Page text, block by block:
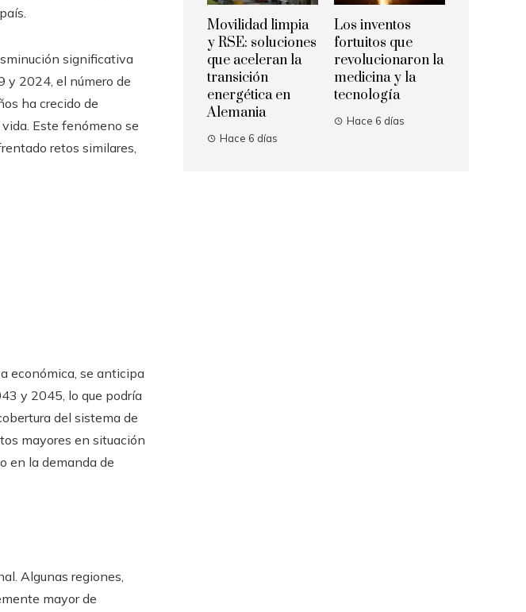
significativa
y 2024, el número de
ha crecido de
Este fenómeno se
retos similares,
económica, se anticipa
y 2045, lo que podría
del sistema de
mayores en situación
en la demanda de
Algunas regiones,
mayor de
Movilidad limpia
y RSE: soluciones
que aceleran la
transición
energética en
Alemania
Hace 6 días
Los inventos
fortuitos que
revolucionaron la
medicina y la
tecnología
Hace 6 días